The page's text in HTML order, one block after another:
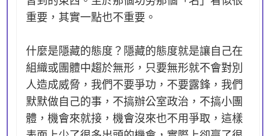
重要，其實一點也不重要。
什麼是隱藏的態度？隱藏的態度就是讓自己在
組織或團體中趨於無形，只要無形就不會對別
人造成威脅，我們不要爭功，不要露鋒，我們
默默做自己的事，不搞辦公室政治，不搞小團
體，機會來就接，機會沒來也不用爭取，這樣